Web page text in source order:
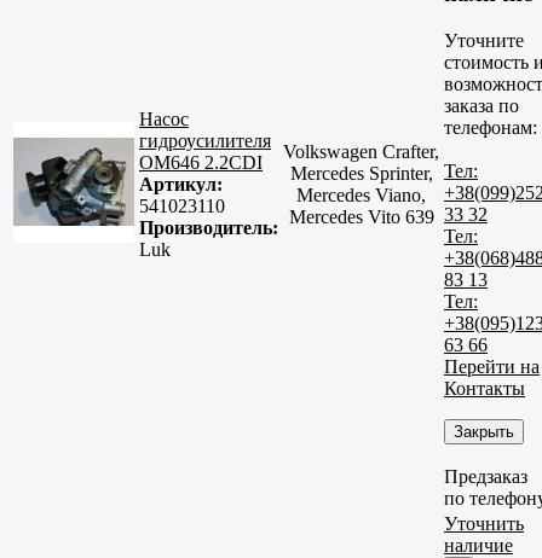
Насос
гидроусилителя
OM646 2.2CDI
Артикул:
541023110
Производитель:
Luk
Volkswagen Crafter,
Mercedes Sprinter,
Mercedes Viano,
Mercedes Vito 639
Уточните
стоимость
заказа по
телефонам:
Тел:
33 32
Тел:
83 13
Тел:
63 66
Перейти на
Контакты
Закрыть
Предзаказ
по
Уточнить
наличие